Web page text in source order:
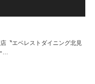
〝エベレストダイニング北見
…